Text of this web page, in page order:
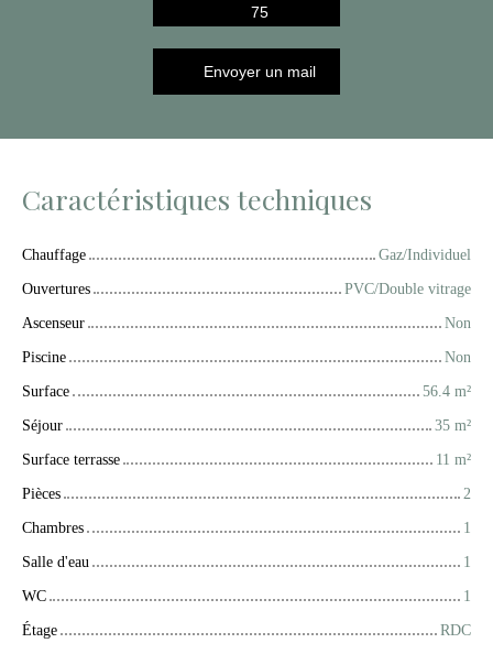
75
Envoyer un mail
Caractéristiques techniques
Chauffage
Gaz/Individuel
Ouvertures
PVC/Double vitrage
Ascenseur
Non
Piscine
Non
Surface
56.4 m²
Séjour
35 m²
Surface terrasse
11 m²
Pièces
2
Chambres
1
Salle d'eau
1
WC
1
Étage
RDC